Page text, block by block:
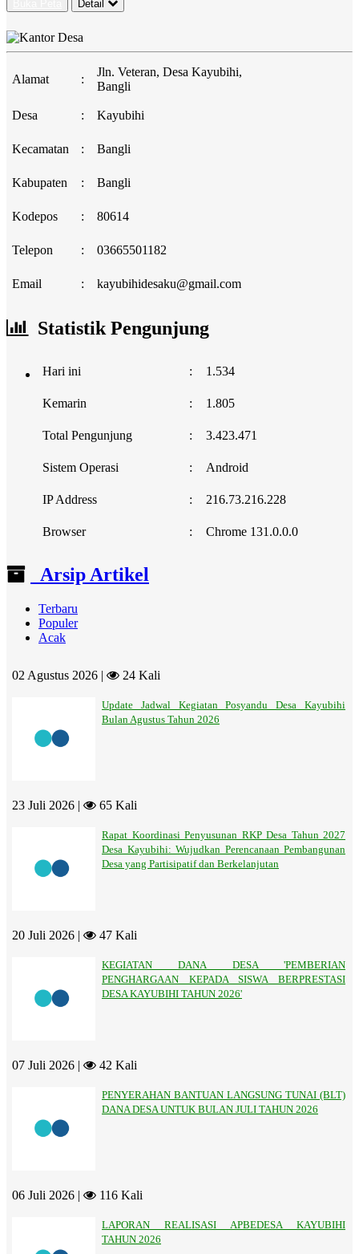
Detail
Alamat :
Jln. Veteran, Desa Kayubihi,
Bangli
Desa : Kayubihi
Kecamatan : Bangli
Kabupaten : Bangli
Kodepos : 80614
Telepon : 03665501182
Email : kayubihidesaku@gmail.com
Statistik Pengunjung
Hari ini : 1.534
Kemarin : 1.805
Total Pengunjung : 3.423.471
Sistem Operasi : Android
IP Address : 216.73.216.228
Browser : Chrome 131.0.0.0
Arsip Artikel
Terbaru
Populer
Acak
02 Agustus 2026 | 24 Kali
Update Jadwal Kegiatan Posyandu Desa Kayubihi
Bulan Agustus Tahun 2026
23 Juli 2026 | 65 Kali
Rapat Koordinasi Penyusunan RKP Desa Tahun 2027
Desa Kayubihi: Wujudkan Perencanaan Pembangunan
Desa yang Partisipatif dan Berkelanjutan
20 Juli 2026 | 47 Kali
KEGIATAN DANA DESA 'PEMBERIAN
PENGHARGAAN KEPADA SISWA BERPRESTASI
DESA KAYUBIHI TAHUN 2026'
07 Juli 2026 | 42 Kali
PENYERAHAN BANTUAN LANGSUNG TUNAI (BLT)
DANA DESA UNTUK BULAN JULI TAHUN 2026
06 Juli 2026 | 116 Kali
LAPORAN REALISASI APBEDESA KAYUBIHI
TAHUN 2026